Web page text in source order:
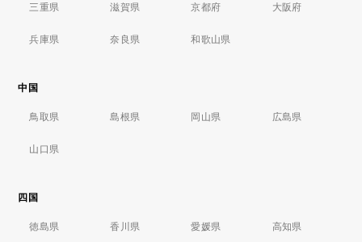
三重県 滋賀県 京都府 大阪府
兵庫県 奈良県 和歌山県
中国
鳥取県 島根県 岡山県 広島県
山口県
四国
徳島県 香川県 愛媛県 高知県